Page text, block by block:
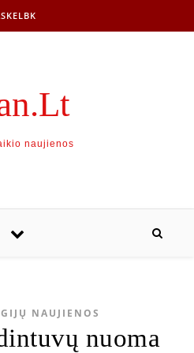
naujienos
NAUJIENOS
nuoma